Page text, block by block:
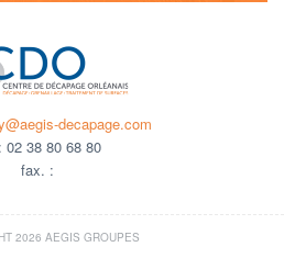
decapage.com
02 38 80 68 80
fax. :
2026 AEGIS GROUPES